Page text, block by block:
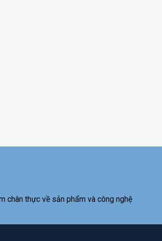
chân thực về sản phẩm và công nghệ